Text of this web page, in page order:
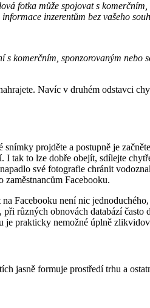
fotka může spojovat s
inzerentům bez vašeho
komerčním, sponzorovaným
Navíc v druhém odstavci
projděte a postupně je
tak to lze dobře obejít, sdílejte
své fotografie chránit
Facebooku.
Facebooku není nic
různých obnovách databází
je prakticky nemožné úplně
jasně formuje prostředí trhu a